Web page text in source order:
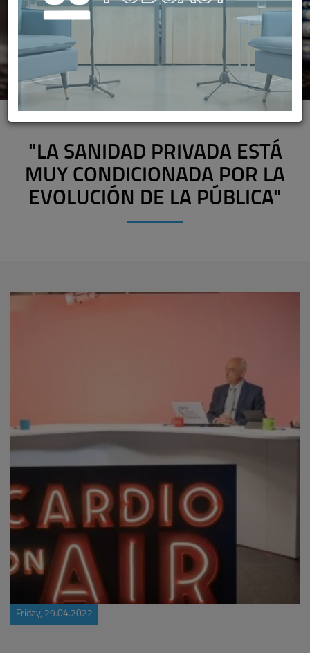
"LA SANIDAD PRIVADA ESTÁ
MUY CONDICIONADA POR LA
EVOLUCIÓN DE LA PÚBLICA"
Friday, 29.04.2022